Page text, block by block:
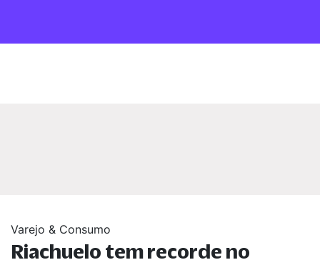
Varejo & Consumo
Riachuelo tem recorde no